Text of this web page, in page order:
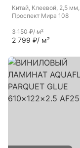
Китай, Клеевой, 2,5 мм,
Проспект Мира 108
3 150 ₽/ м²
2 799 ₽/ м²